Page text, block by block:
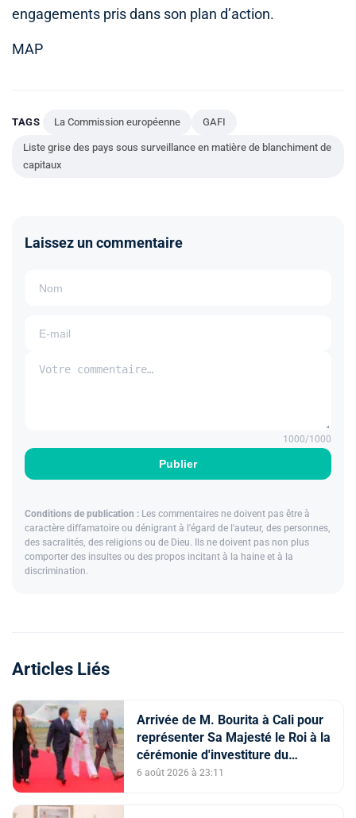
engagements pris dans son plan d’action.
MAP
TAGS La Commission européenne GAFI
Liste grise des pays sous surveillance en matière de blanchiment de
capitaux
Laissez un commentaire
Publier
1000/1000
Conditions de publication : Les commentaires ne doivent pas être à
caractère diffamatoire ou dénigrant à l'égard de l'auteur, des personnes,
des sacralités, des religions ou de Dieu. Ils ne doivent pas non plus
comporter des insultes ou des propos incitant à la haine et à la
discrimination.
Articles Liés
Arrivée de M. Bourita à Cali pour
représenter Sa Majesté le Roi à la
cérémonie d'investiture du
nouveau président colombien
6 août 2026 à 23:11